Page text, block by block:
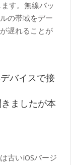
す。無線バッ
の帯域をデー
遅れることが
バイスで接
ましたが本
古いiOSバージ